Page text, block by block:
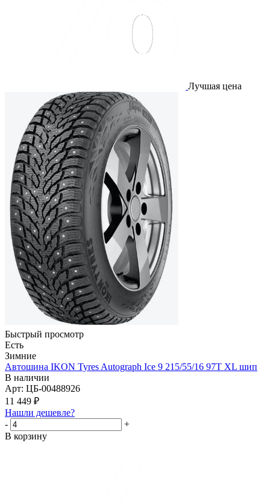
Лучшая цена
Быстрый просмотр
Есть
Зимние
Автошина IKON Tyres Autograph Ice 9 215/55/16 97T XL шип
В наличии
Арт: ЦБ-00488926
11 449 ₽
Нашли дешевле?
-
+
В корзину